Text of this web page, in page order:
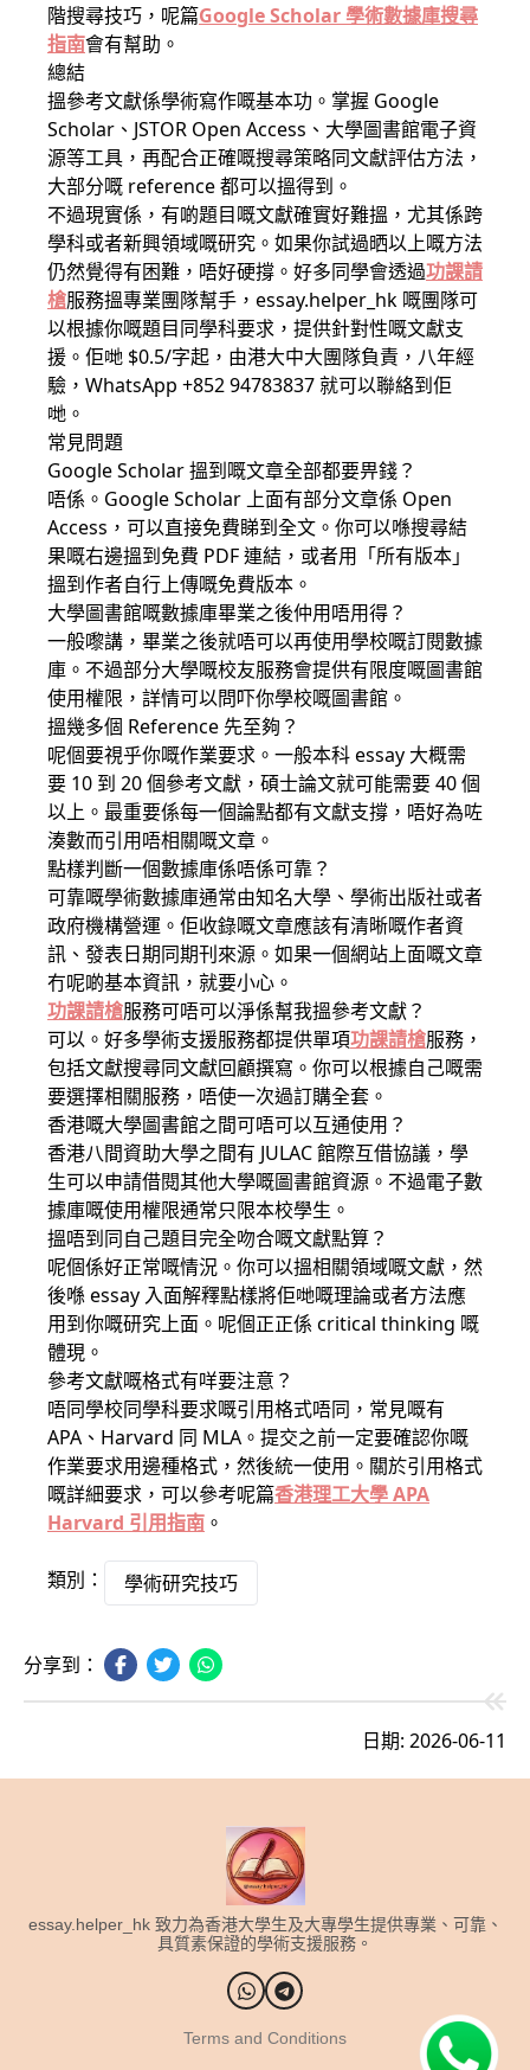
階搜尋技巧，呢篇Google Scholar 學術數據庫搜尋
指南會有幫助。
總結
搵參考文獻係學術寫作嘅基本功。掌握 Google
Scholar、JSTOR Open Access、大學圖書館電子資
源等工具，再配合正確嘅搜尋策略同文獻評估方法，
大部分嘅 reference 都可以搵得到。
不過現實係，有啲題目嘅文獻確實好難搵，尤其係跨
學科或者新興領域嘅研究。如果你試過晒以上嘅方法
仍然覺得有困難，唔好硬撐。好多同學會透過功課請
槍服務搵專業團隊幫手，essay.helper_hk 嘅團隊可
以根據你嘅題目同學科要求，提供針對性嘅文獻支
援。佢哋 $0.5/字起，由港大中大團隊負責，八年經
驗，WhatsApp +852 94783837 就可以聯絡到佢
哋。
常見問題
Google Scholar 搵到嘅文章全部都要畀錢？
唔係。Google Scholar 上面有部分文章係 Open
Access，可以直接免費睇到全文。你可以喺搜尋結
果嘅右邊搵到免費 PDF 連結，或者用「所有版本」
搵到作者自行上傳嘅免費版本。
大學圖書館嘅數據庫畢業之後仲用唔用得？
一般嚟講，畢業之後就唔可以再使用學校嘅訂閱數據
庫。不過部分大學嘅校友服務會提供有限度嘅圖書館
使用權限，詳情可以問吓你學校嘅圖書館。
搵幾多個 Reference 先至夠？
呢個要視乎你嘅作業要求。一般本科 essay 大概需
要 10 到 20 個參考文獻，碩士論文就可能需要 40 個
以上。最重要係每一個論點都有文獻支撐，唔好為咗
湊數而引用唔相關嘅文章。
點樣判斷一個數據庫係唔係可靠？
可靠嘅學術數據庫通常由知名大學、學術出版社或者
政府機構營運。佢收錄嘅文章應該有清晰嘅作者資
訊、發表日期同期刊來源。如果一個網站上面嘅文章
冇呢啲基本資訊，就要小心。
功課請槍服務可唔可以淨係幫我搵參考文獻？
可以。好多學術支援服務都提供單項功課請槍服務，
包括文獻搜尋同文獻回顧撰寫。你可以根據自己嘅需
要選擇相關服務，唔使一次過訂購全套。
香港嘅大學圖書館之間可唔可以互通使用？
香港八間資助大學之間有 JULAC 館際互借協議，學
生可以申請借閱其他大學嘅圖書館資源。不過電子數
據庫嘅使用權限通常只限本校學生。
搵唔到同自己題目完全吻合嘅文獻點算？
呢個係好正常嘅情況。你可以搵相關領域嘅文獻，然
後喺 essay 入面解釋點樣將佢哋嘅理論或者方法應
用到你嘅研究上面。呢個正正係 critical thinking 嘅
體現。
參考文獻嘅格式有咩要注意？
唔同學校同學科要求嘅引用格式唔同，常見嘅有
APA、Harvard 同 MLA。提交之前一定要確認你嘅
作業要求用邊種格式，然後統一使用。關於引用格式
嘅詳細要求，可以參考呢篇香港理工大學 APA
Harvard 引用指南 。
類別： 學術研究技巧
分享到：
日期: 2026-06-11
essay.helper_hk 致力為香港大學生及大專學生提供專業、可靠、
具質素保證的學術支援服務。
Terms and Conditions